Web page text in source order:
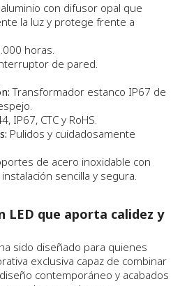
con difusor opal que
la luz y protege frente a
horas.
de pared.
Transformador estanco IP67 de
IP67, CTC y RoHS.
Pulidos y cuidadosamente
de acero inoxidable con
sencilla y segura.
LED que aporta calidez y
ha sido diseñado para quienes
exclusiva capaz de combinar
contemporáneo y acabados